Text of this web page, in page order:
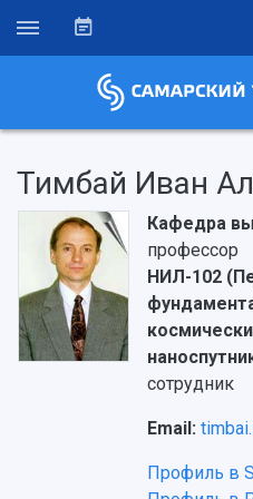
Об университете
Образование
Научно-
Тимбай Иван
Кафедра
профессор
НИЛ-102
сотрудник
Email:
Профиль в